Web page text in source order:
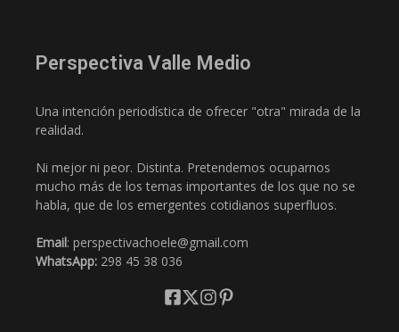
Perspectiva Valle Medio
Una intención periodística de ofrecer "otra" mirada de la
realidad.
Ni mejor ni peor. Distinta. Pretendemos ocuparnos
mucho más de los temas importantes de los que no se
habla, que de los emergentes cotidianos superfluos.
Email: perspectivachoele@gmail.com
WhatsApp: 298 45 38 036